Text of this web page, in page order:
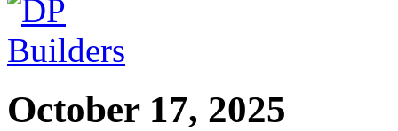
October 17, 2025